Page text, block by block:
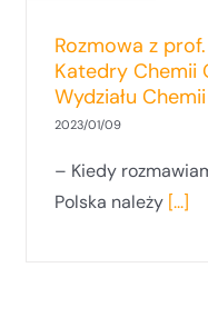
Rozmowa z
Katedry Chemii
Wydziału
2023/01/09
– Kiedy
Polska należy [...]